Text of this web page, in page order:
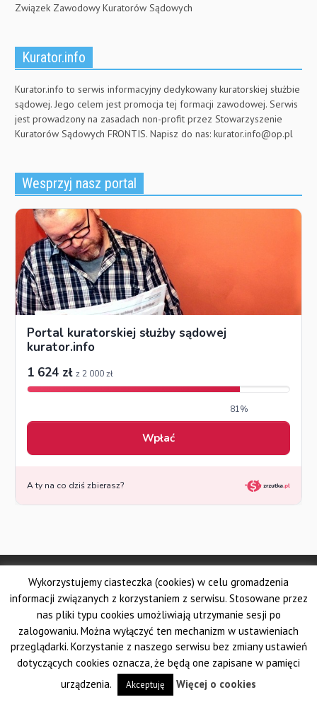
Związek Zawodowy Kuratorów Sądowych
Kurator.info
Kurator.info to serwis informacyjny dedykowany kuratorskiej służbie
sądowej. Jego celem jest promocja tej formacji zawodowej. Serwis
jest prowadzony na zasadach non-profit przez Stowarzyszenie
Kuratorów Sądowych FRONTIS. Napisz do nas: kurator.info@op.pl
Wesprzyj nasz portal
© Made by DSKS Frontis
Dolnośląskie Stowarzyszenie Kuratorów Sądowych FRONTIS
Fundacja PROBARE
Krajowe Stowarzyszenie Zawodowych Kuratorów Sądowych
Wielkopolskie Stowarzyszenie Kuratorów Sądowych
Pomorskie Stowarzyszenie Zawodowych Kuratorów Sądowych
Śląskie Stowarzyszenie Kuratorów Sądowych AUXILIUM
Krakowskie Stowarzyszenie Kuratorów Sądowych
Ogólnopolski Związek Zawodowy Kuratorów Sądowych
Wykorzystujemy ciasteczka (cookies) w celu gromadzenia
informacji związanych z korzystaniem z serwisu. Stosowane przez
nas pliki typu cookies umożliwiają utrzymanie sesji po
zalogowaniu. Można wyłączyć ten mechanizm w ustawieniach
przeglądarki. Korzystanie z naszego serwisu bez zmiany ustawień
dotyczących cookies oznacza, że będą one zapisane w pamięci
urządzenia.
Akceptuję Więcej o cookies